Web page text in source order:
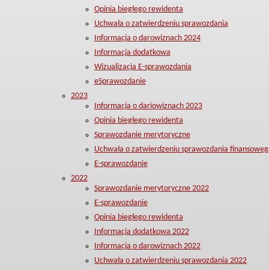
Opinia biegłego rewidenta
Uchwała o zatwierdzeniu sprawozdania
Informacja o darowiznach 2024
Informacja dodatkowa
Wizualizacja E-sprawozdania
eSprawozdanie
2023
Informacja o dariowiznach 2023
Opinia biegłego rewidenta
Sprawozdanie merytoryczne
Uchwała o zatwierdzeniu sprawozdania
E-sprawozdanie
2022
Sprawozdanie merytoryczne 2022
E-sprawozdanie
Opinia biegłego rewidenta
Informacja dodatkowa 2022
Informacja o darowiznach 2022
Uchwała o zatwierdzeniu sprawozdania 2022